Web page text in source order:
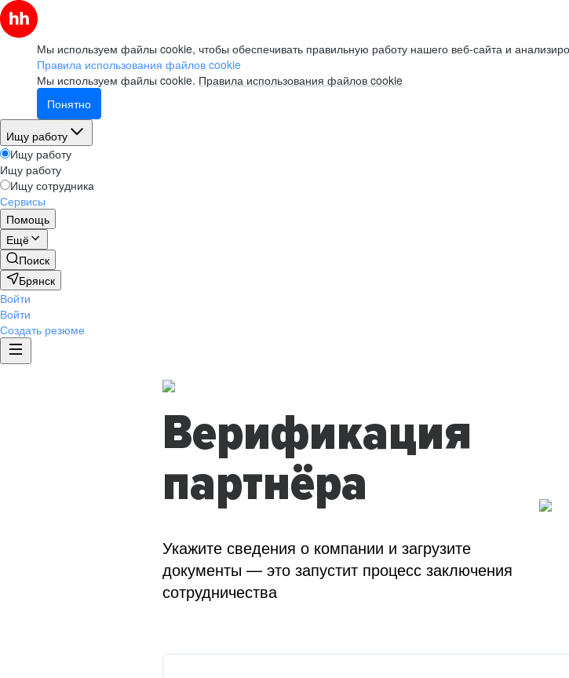
Мы используем файлы cookie, чтобы обеспечивать правильную работу нашего веб-сайта и
Правила использования файлов cookie
Мы используем файлы cookie. Правила использования файлов cookie
Понятно
Ищу работу
Ищу работу
Ищу работу
Ищу сотрудника
Сервисы
Помощь
Ещё
Поиск
Брянск
Войти
Войти
Создать резюме
Верификация
партнёра
Укажите сведения о компании и загрузите
документы — это запустит процесс заключения
сотрудничества